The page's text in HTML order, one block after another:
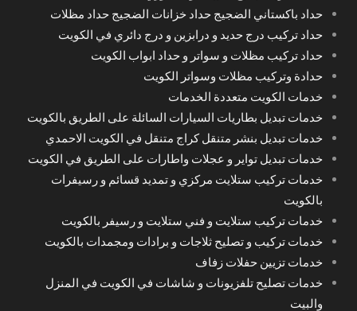
حداد باكستاني الضجيج حداد خزانات الضجيج حداد مظلات
حداد تركيب درج حديد و درابزين و درج دائري في الكويت
حداد تركيب مظلات و سواتر و حداد ابواب الكويت
حدادة وتركيب مظلات وسواتر الكويت
خدمات الكويت متعددة الخدمات
خدمات تبديل بطاريات السيارات السائلة على الطريق بالكويت
خدمات تبديل بنشر متنقل كراج متنقل في الكويت الاحمدي
خدمات تبديل تواير و عجلات واطارات على الطريق في الكويت
خدمات تركيب ستلايت مركزي و تمديد قسائم و رسيفرات
بالكويت
خدمات تركيب ستلايت و فني ستلايت و رسيفر بالكويت
خدمات تركيب و تصليح ثلاجات و برادات ومجمدات بالكويت
خدمات تزيين حفلات زفاف
خدمات تصليح تلفزيونات و شاشات في الكويت في المنزل
والبيت